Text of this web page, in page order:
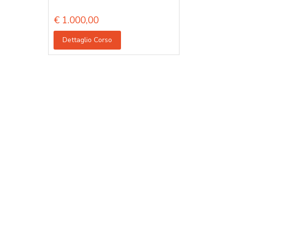
€ 1.000,00
Dettaglio Corso